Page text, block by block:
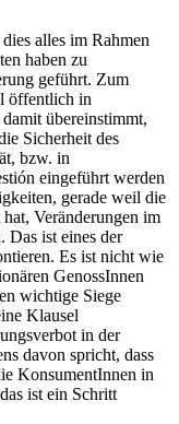
alles im Rahmen
haben zu
geführt. Zum
öffentlich in
übereinstimmt,
Sicherheit des
bzw. in
eingeführt werden
gerade weil die
Veränderungen im
Das ist eines der
Es ist nicht wie
GenossInnen
wichtige Siege
Klausel
in der
davon spricht, dass
KonsumentInnen in
ist ein Schritt